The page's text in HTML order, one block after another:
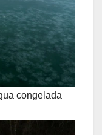
congelada